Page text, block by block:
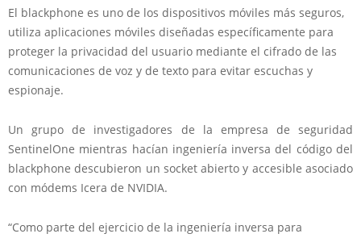
El blackphone es uno de los dispositivos móviles más seguros,
utiliza aplicaciones móviles diseñadas específicamente para
proteger la privacidad del usuario mediante el cifrado de las
comunicaciones de voz y de texto para evitar escuchas y
espionaje.
Un grupo de investigadores de la empresa de seguridad
SentinelOne mientras hacían ingeniería inversa del código del
blackphone descubieron un socket abierto y accesible asociado
con módems Icera de NVIDIA.
“Como parte del ejercicio de la ingeniería inversa para